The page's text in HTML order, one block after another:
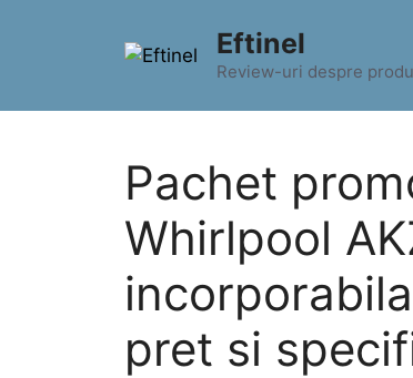
Eftinel
Review-uri despre
Pachet
Whirlpool
pret si